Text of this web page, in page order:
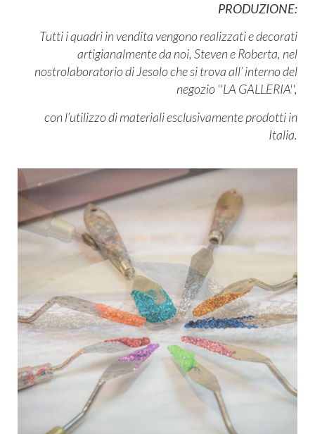
PRODUZIONE:
Tutti i quadri in vendita vengono realizzati e decorati
artigianalmente da noi,Steven e Roberta, nel
nostrolaboratorio di Jesolo che si trova all’ interno del
negozio ''LA GALLERIA'',
con l’utilizzo di materiali esclusivamente prodotti in
Italia.